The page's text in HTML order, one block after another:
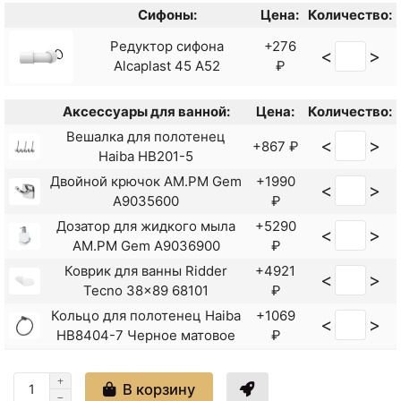
1Marka Viva Maxi VMB
₽
< >
Подголовник для ванны
1Marka Viva Maxi VMG
+1694
Подголовник для ванны
1Marka Viva Maxi VMR
Красный
₽
< >
Подголовник для ванны
1Marka Viva Maxi VMW Белый
+1800
₽
< >
Подголовник для ванны
1Marka Viva VB Голубой
+1500
₽
< >
Подголовник для ванны
1Marka Viva VG Зеленый
+1375
₽
< >
Подголовник для ванны
1Marka Viva VW Белый
+1650
₽
< >
Сифоны: Цена: Количество:
Редуктор сифона
Alcaplast 45 A52
+276
₽
< >
Аксессуары для ванной: Цена:
Количество:
Вешалка для полотенец
Haiba HB201-5
+867 ₽ < >
Двойной крючок AM.PM Gem
A9035600
+1990
₽
< >
Дозатор для жидкого мыла
AM.PM Gem A9036900
+5290
₽
< >
Коврик для ванны Ridder
Tecno 38x89 68101
+4921
₽
< >
Кольцо для полотенец Haiba
HB8404-7 Черное матовое
+1069
₽
< >
AM.PM Gem A9035900
В корзину